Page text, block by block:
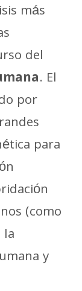
más
del
. El
por
para
(como
y